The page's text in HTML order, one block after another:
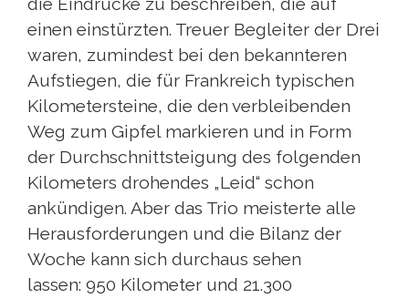
einen einstürzten. Treuer Begleiter der Drei
waren, zumindest bei den bekannteren
Aufstiegen, die für Frankreich typischen
Kilometersteine, die den verbleibenden
Weg zum Gipfel markieren und in Form
der Durchschnittsteigung des folgenden
Kilometers drohendes „Leid“ schon
ankündigen. Aber das Trio meisterte alle
Herausforderungen und die Bilanz der
Woche kann sich durchaus sehen
lassen: 950 Kilometer und 21.300